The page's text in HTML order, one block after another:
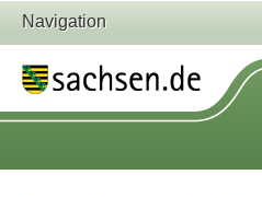
Navigation